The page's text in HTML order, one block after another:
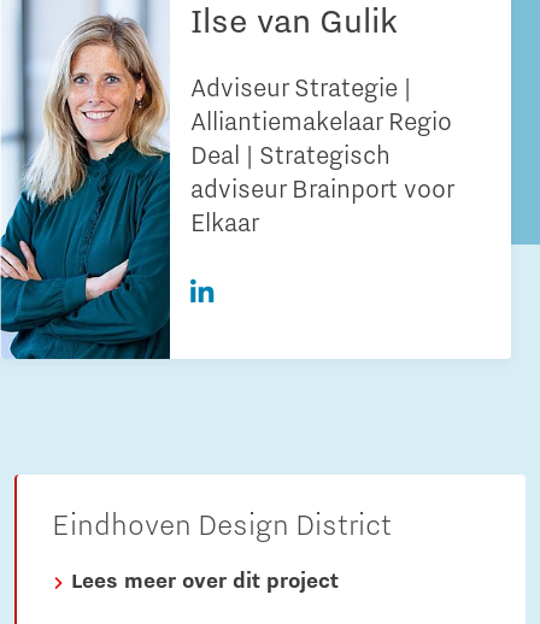
Eindhoven Design District
Lees meer over dit project
Ilse van Gulik
Adviseur Strategie |
Alliantiemakelaar Regio
Deal | Strategisch
adviseur Brainport voor
Elkaar